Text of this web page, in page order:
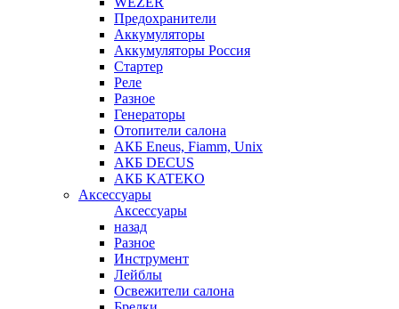
Предохранители
Аккумуляторы
Аккумуляторы Россия
Стартер
Реле
Разное
Генераторы
Отопители салона
АКБ Eneus, Fiamm, Unix
АКБ DECUS
АКБ KATEKO
Аксессуары
Аксессуары
назад
Разное
Инструмент
Лейблы
Освежители салона